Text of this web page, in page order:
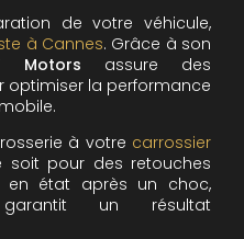
de votre véhicule,
à Cannes. Grâce à son
Motors assure des
optimiser la performance
à votre carrossier
soit pour des retouches
en état après un choc,
un résultat